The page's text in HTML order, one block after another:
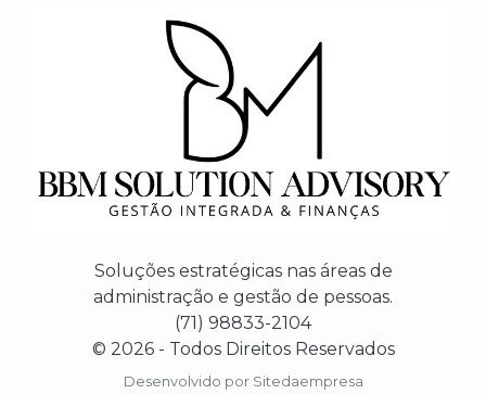
Soluções estratégicas nas áreas de
administração e gestão de pessoas.
(71) 98833-2104
© 2026 - Todos Direitos Reservados
Desenvolvido por Sitedaempresa